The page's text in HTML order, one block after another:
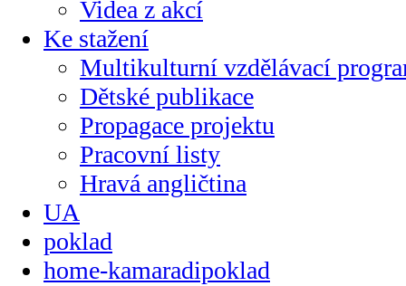
Videa z akcí
Ke stažení
Multikulturní vzdělávací
Dětské publikace
Propagace projektu
Pracovní listy
Hravá angličtina
UA
poklad
home-kamaradipoklad